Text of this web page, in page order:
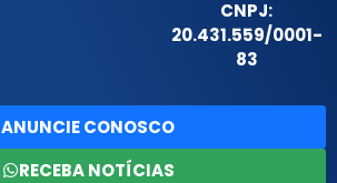
CNPJ:
20.431.559/0001-
83
ANUNCIE CONOSCO
RECEBA NOTÍCIAS